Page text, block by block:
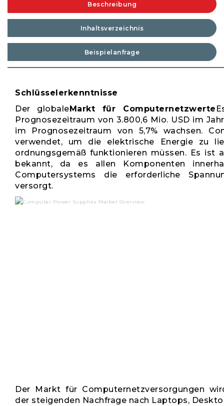
Beschreibung
Inhaltsverzeichnis
Beispielanfrage
Schlüsselerkenntnisse
Der globaleMarkt für Computernetzwerte
Prognosezeitraum von 3.800,6 Mio. USD im
im Prognosezeitraum von 5,7% wachsen.
verwendet, um die elektrische Energie zu
ordnungsgemäß funktionieren müssen. Es ist
bekannt, da es allen Komponenten
Computersystems die erforderliche
versorgt.
Der Markt für Computernetzversorgungen
der steigenden Nachfrage nach Laptops,